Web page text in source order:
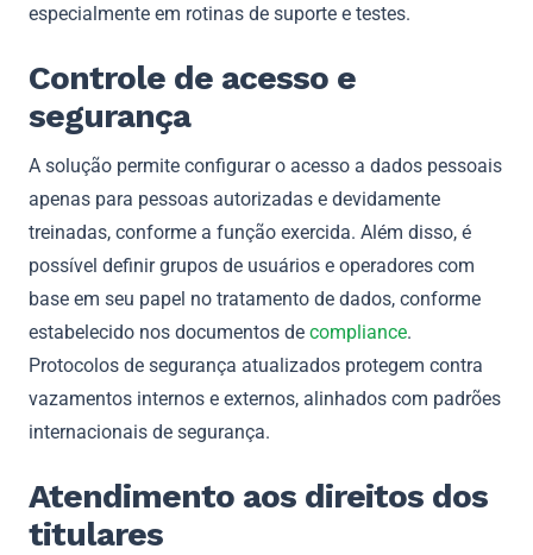
especialmente em rotinas de suporte e testes.
Controle de acesso e
segurança
A solução permite configurar o acesso a dados pessoais
apenas para pessoas autorizadas e devidamente
treinadas, conforme a função exercida. Além disso, é
possível definir grupos de usuários e operadores com
base em seu papel no tratamento de dados, conforme
estabelecido nos documentos de compliance.
Protocolos de segurança atualizados protegem contra
vazamentos internos e externos, alinhados com padrões
internacionais de segurança.
Atendimento aos direitos dos
titulares